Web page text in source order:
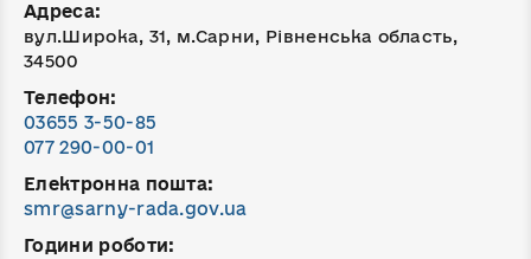
Адреса:
вул.Широка, 31, м.Сарни, Рівненська область,
34500
Телефон:
03655 3-50-85
077 290-00-01
Електронна пошта:
smr@sarny-rada.gov.ua
Години роботи: